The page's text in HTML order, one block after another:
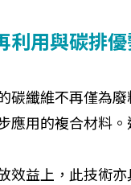
利用與碳排
碳纖維不再僅為
應用的複合材料
效益上，此技術